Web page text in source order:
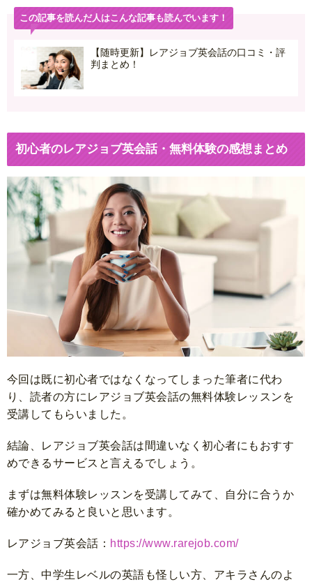
この記事を読んだ人はこんな記事も読んでいます！
【随時更新】レアジョブ英会話の口コミ・評
判まとめ！
初心者のレアジョブ英会話・無料体験の感想まとめ
今回は既に初心者ではなくなってしまった筆者に代わ
り、読者の方にレアジョブ英会話の無料体験レッスンを
受講してもらいました。
結論、レアジョブ英会話は間違いなく初心者にもおすす
めできるサービスと言えるでしょう。
まずは無料体験レッスンを受講してみて、自分に合うか
確かめてみると良いと思います。
レアジョブ英会話： https://www.rarejob.com/
一方、中学生レベルの英語も怪しい方、アキラさんのよ